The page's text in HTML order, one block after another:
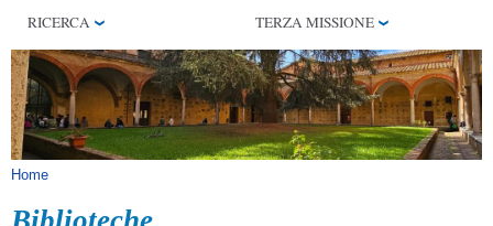
CENTRI DI RICERCA
BIBLIOTECHE
SERVIZI
SEM
RICERCA
TERZA MISSIONE
Tu sei qui
Home